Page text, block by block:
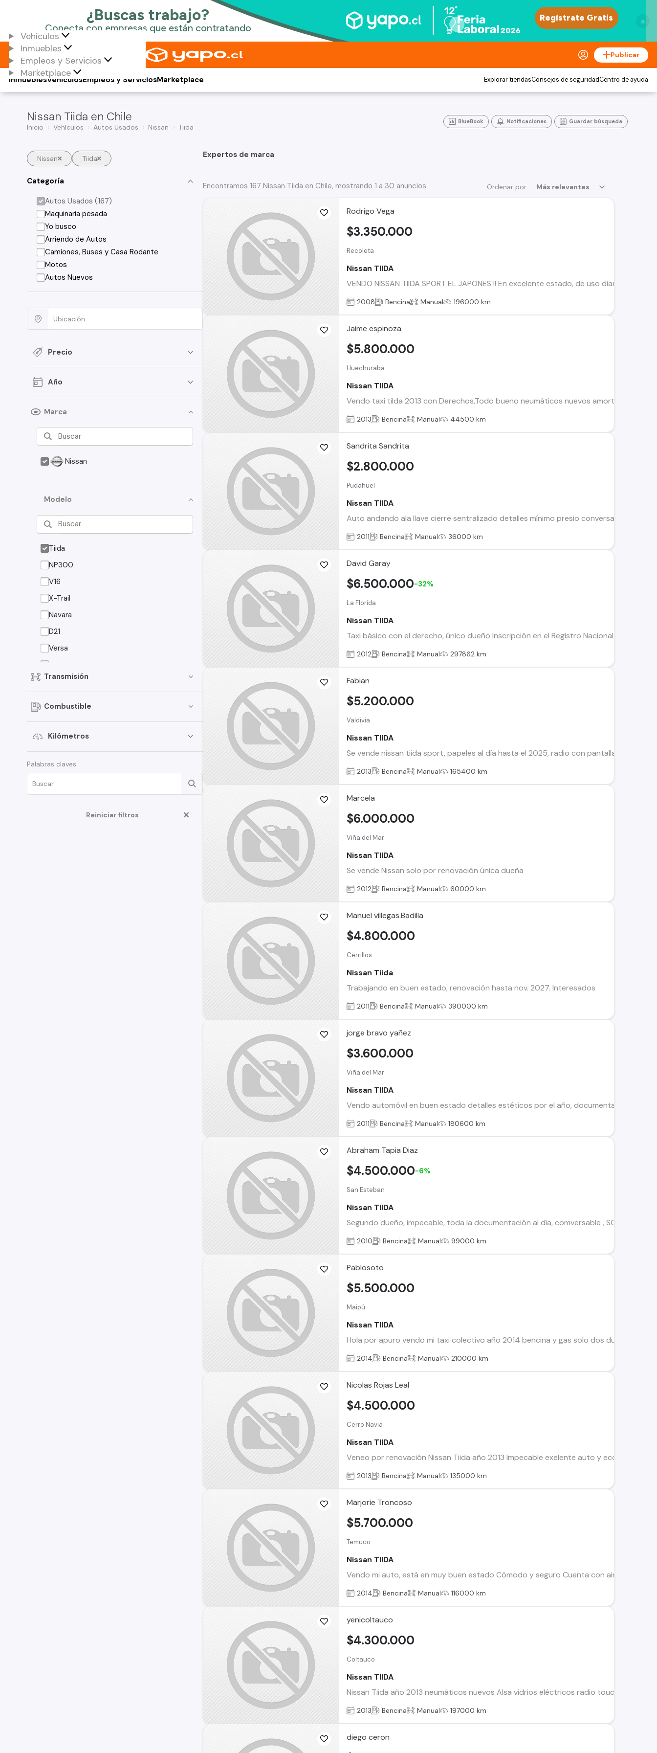
×
Vehículos
Inmuebles
Empleos y Servicios
Marketplace
Publicar
Vehículos
Inmuebles Empleos y ServiciosMarketplace Explorar tiendasConsejos de seguridadCentro de ayuda
Nissan Tiida en Chile
Inicio Vehículos Autos Usados Nissan Tiida
BlueBook Notificaciones Guardar búsqueda
Nissan Tiida
Categoría
Autos Usados (167)
Maquinaria pesada
Yo busco
Arriendo de Autos
Camiones, Buses y Casa Rodante
Motos
Autos Nuevos
Precio
Año
Marca
Nissan
Modelo
Tiida
NP300
V16
X-Trail
Navara
D21
Versa
Qashqai
Kicks
Sentra
Murano
Note
ALTIMA
Transmisión
Combustible
Kilómetros
Palabras claves
Reiniciar filtros
Expertos de marca
Ordenar por Más relevantes
Encontramos 167 Nissan Tiida en Chile, mostrando 1 a 30 anuncios
Rodrigo Vega
Recoleta
Nissan TIIDA
VENDO NISSAN TIIDA SPORT EL JAPONES !! En excelente estado, de uso diario A
$3.350.000
2008 Bencina Manual 196000 km
Jaime espinoza
Huechuraba
Nissan TIIDA
Vendo taxi tilda 2013 con Derechos,Todo bueno neumáticos nuevos amortiguadores
$5.800.000
2013 Bencina Manual 44500 km
Sandrita Sandrita
Pudahuel
Nissan TIIDA
Auto andando ala llave cierre sentralizado detalles mínimo presio conversable al día
$2.800.000
2011 Bencina Manual 36000 km
David Garay
La Florida
Nissan TIIDA
Taxi básico con el derecho, único dueño Inscripción en el Registro Nacional de
$6.500.000-32%
2012 Bencina Manual 297862 km
Fabian
Valdivia
Nissan TIIDA
Se vende nissan tiida sport, papeles al día hasta el 2025, radio con pantalla, doble
$5.200.000
2013 Bencina Manual 165400 km
Marcela
Viña del Mar
Nissan TIIDA
Se vende Nissan solo por renovación única dueña
$6.000.000
2012 Bencina Manual 60000 km
Manuel villegas.Badilla
Cerrillos
Nissan Tiida
Trabajando en buen estado, renovación hasta nov. 2027. Interesados
$4.800.000
2011 Bencina Manual 390000 km
jorge bravo yañez
Viña del Mar
Nissan TIIDA
Vendo automóvil en buen estado detalles estéticos por el año, documentación al día
$3.600.000
2011 Bencina Manual 180600 km
Abraham Tapia Diaz
San Esteban
Nissan TIIDA
Segundo dueño, impecable, toda la documentación al día, comversable , SOLO
$4.500.000-6%
2010 Bencina Manual 99000 km
Pablosoto
Maipú
Nissan TIIDA
Hola por apuro vendo mi taxi colectivo año 2014 bencina y gas solo dos dueños año
$5.500.000
2014 Bencina Manual 210000 km
Nicolas Rojas Leal
Cerro Navia
Nissan TIIDA
Veneo por renovación Nissan Tiida año 2013 Impecable exelente auto y económico
$4.500.000
2013 Bencina Manual 135000 km
Marjorie Troncoso
Temuco
Nissan TIIDA
Vendo mi auto, está en muy buen estado Cómodo y seguro Cuenta con aire
$5.700.000
2014 Bencina Manual 116000 km
yenicoltauco
Coltauco
Nissan TIIDA
Nissan Tiida año 2013 neumáticos nuevos Alsa vidrios eléctricos radio touch aire
$4.300.000
2013 Bencina Manual 197000 km
diego ceron